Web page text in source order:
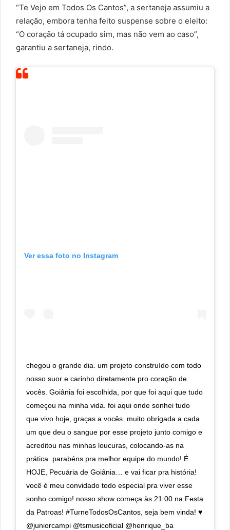
“Te Vejo em Todos Os Cantos”, a sertaneja assumiu a
relação, embora tenha feito suspense sobre o eleito:
“O coração tá ocupado sim, mas não vem ao caso”,
garantiu a sertaneja, rindo.
Ver essa foto no Instagram
chegou o grande dia. um projeto construído com todo
nosso suor e carinho diretamente pro coração de
vocês. Goiânia foi escolhida, por que foi aqui que tudo
começou na minha vida. foi aqui onde sonhei tudo
que vivo hoje, graças a vocês. muito obrigada a cada
um que deu o sangue por esse projeto junto comigo e
acreditou nas minhas loucuras, colocando-as na
prática. parabéns pra melhor equipe do mundo! É
HOJE, Pecuária de Goiânia… e vai ficar pra história!
você é meu convidado todo especial pra viver esse
sonho comigo! nosso show começa às 21:00 na Festa
da Patroas! #TurneTodosOsCantos, seja bem vinda! ♥️
@juniorcampi @tsmusicoficial @henrique_ba